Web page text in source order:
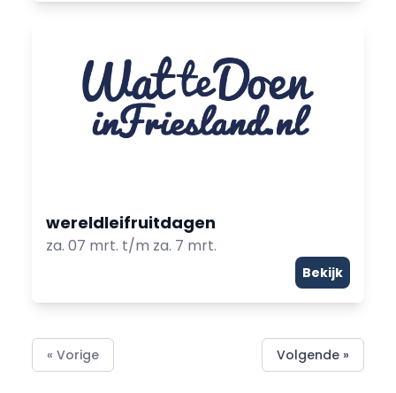
wereldleifruitdagen
za. 07 mrt. t/m za. 7 mrt.
Bekijk
« Vorige Volgende »